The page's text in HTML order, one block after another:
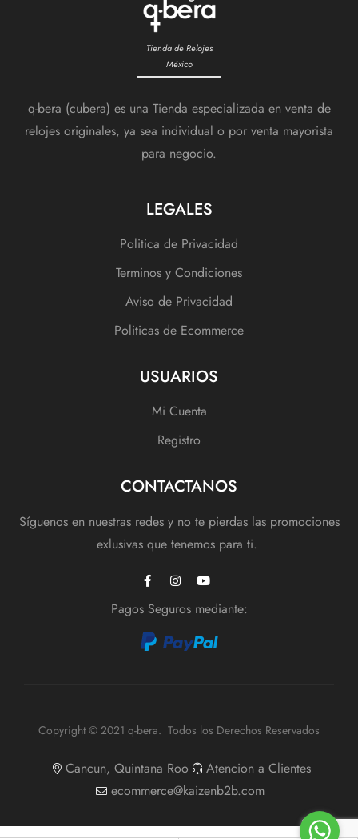
Tienda de Relojes
México
q-bera (cubera) es una Tienda especializada en venta de
relojes originales, ya sea individual o por venta mayorista
para negocio.
LEGALES
Politica de Privacidad
Terminos y Condiciones
Aviso de Privacidad
Politicas de Ecommerce
USUARIOS
Mi Cuenta
Registro
CONTACTANOS
Síguenos en nuestras redes y no te pierdas las promociones
exlusivas que tenemos para ti.
Pagos Seguros mediante:
Copyright © 2021 q-bera. Todos los Derechos Reservados
Cancun, Quintana Roo
Atencion a Clientes
ecommerce@kaizenb2b.com